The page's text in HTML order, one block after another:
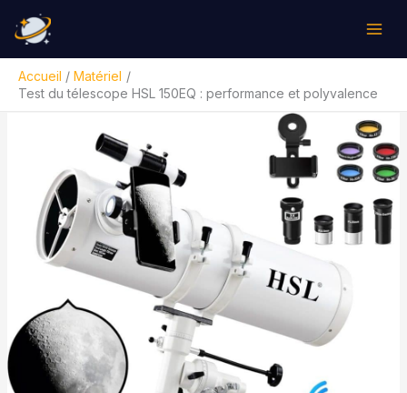
contenu
Accueil
Matériel
Test du télescope HSL 150EQ : performance et polyvalence
Rechercher